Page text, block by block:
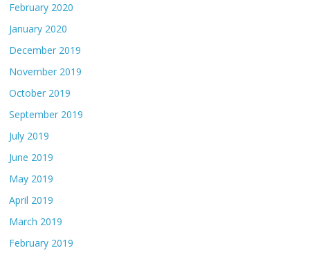
February 2020
January 2020
December 2019
November 2019
October 2019
September 2019
July 2019
June 2019
May 2019
April 2019
March 2019
February 2019